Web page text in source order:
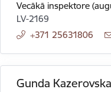
Vecākā inspektore
LV-2169
+371 25631806
Gunda Kazerovska